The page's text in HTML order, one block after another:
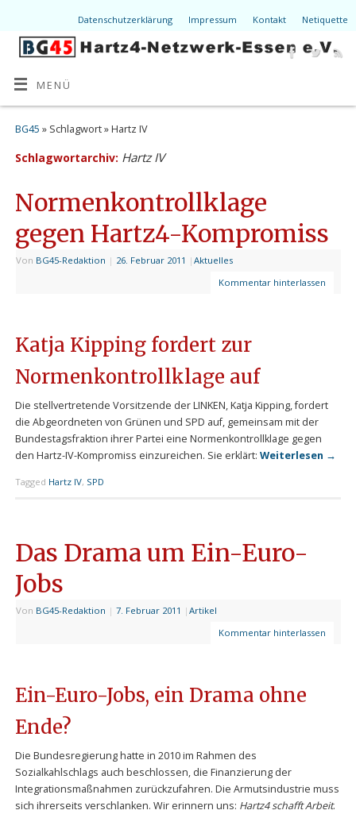
Datenschutzerklärung Impressum Kontakt Netiquette
MENÜ
BG45 » Schlagwort » Hartz IV
Schlagwortarchiv: Hartz IV
Normenkontrollklage
gegen Hartz4-Kompromiss
Von BG45-Redaktion | 26. Februar 2011 | Aktuelles
Kommentar hinterlassen
Katja Kipping fordert zur
Normenkontrollklage auf
Die stellvertretende Vorsitzende der LINKEN, Katja Kipping, fordert
die Abgeordneten von Grünen und SPD auf, gemeinsam mit der
Bundestagsfraktion ihrer Partei eine Normenkontrollklage gegen
den Hartz-IV-Kompromiss einzureichen. Sie erklärt: Weiterlesen →
Tagged Hartz IV, SPD
Das Drama um Ein-Euro-
Jobs
Von BG45-Redaktion | 7. Februar 2011 | Artikel
Kommentar hinterlassen
Ein-Euro-Jobs, ein Drama ohne
Ende?
Die Bundesregierung hatte in 2010 im Rahmen des
Sozialkahlschlags auch beschlossen, die Finanzierung der
Integrationsmaßnahmen zurückzufahren. Die Armutsindustrie muss
sich ihrerseits verschlanken. Wir erinnern uns: Hartz4 schafft Arbeit.